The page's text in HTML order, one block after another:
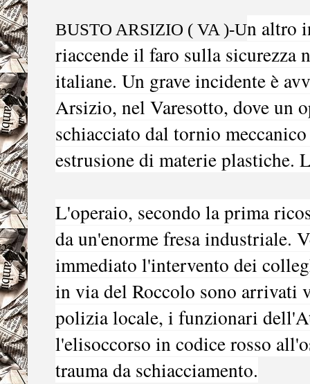
BUSTO ARSIZIO ( VA )-Un altro
riaccende il faro sulla sicurezza
italiane. Un grave incidente è
Arsizio, nel Varesotto, dove un
schiacciato dal tornio
estrusione di materie plastiche.
L'operaio, secondo la prima
da un'enorme fresa industriale.
immediato l'intervento dei
in via del Roccolo sono
polizia locale, i funzionari
l'elisoccorso in codice rosso
trauma da schiacciamento.